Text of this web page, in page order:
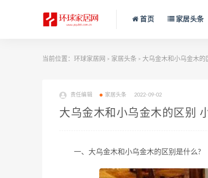
首页 家居头条
当前位置： 环球家居网 > 家居头条 > 大乌金木和小乌金木的
责任编辑 家居头条 2022-09-02
大乌金木和小乌金木的区别
一、大乌金木和小乌金木的区别是什么?